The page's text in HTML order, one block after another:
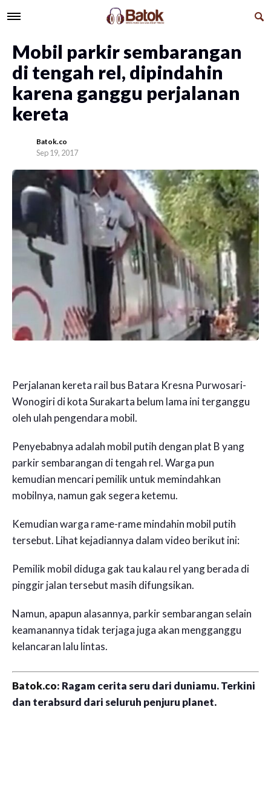
Mobil parkir sembarangan
di tengah rel, dipindahin
karena ganggu perjalanan
kereta
Batok.co
Sep 19, 2017
Perjalanan kereta rail bus Batara Kresna Purwosari-
Wonogiri di kota Surakarta belum lama ini terganggu
oleh ulah pengendara mobil.
Penyebabnya adalah mobil putih dengan plat B yang
parkir sembarangan di tengah rel. Warga pun
kemudian mencari pemilik untuk memindahkan
mobilnya, namun gak segera ketemu.
Kemudian warga rame-rame mindahin mobil putih
tersebut. Lihat kejadiannya dalam video berikut ini:
Pemilik mobil diduga gak tau kalau rel yang berada di
pinggir jalan tersebut masih difungsikan.
Namun, apapun alasannya, parkir sembarangan selain
keamanannya tidak terjaga juga akan mengganggu
kelancaran lalu lintas.
Batok.co: Ragam cerita seru dari duniamu. Terkini
dan terabsurd dari seluruh penjuru planet.